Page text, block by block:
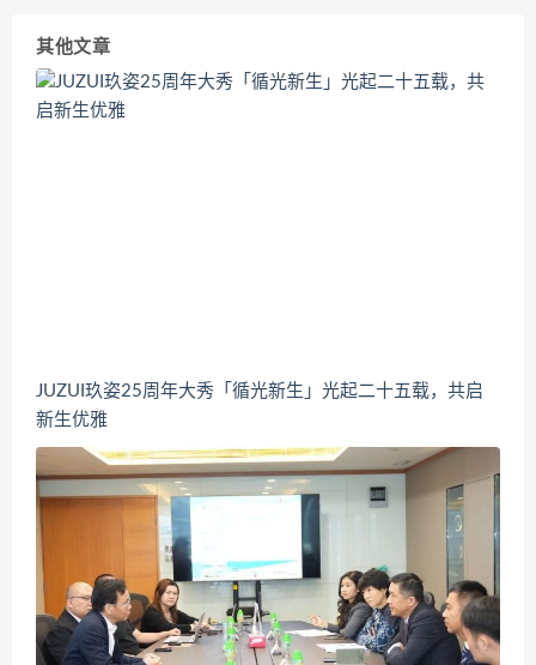
其他文章
JUZUI玖姿25周年大秀「循光新生」光起二十五载，共启
新生优雅